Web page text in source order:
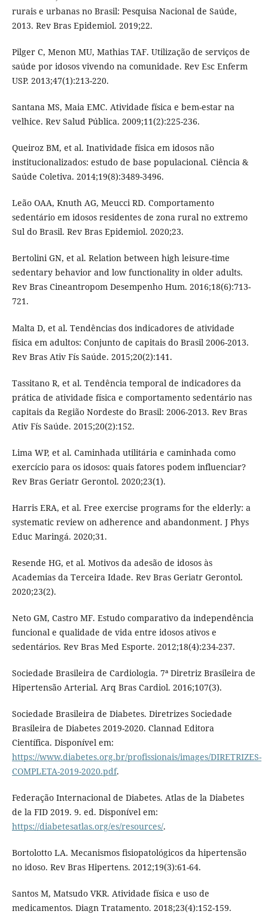
rurais e urbanas no Brasil: Pesquisa Nacional de Saúde,
2013. Rev Bras Epidemiol. 2019;22.
Pilger C, Menon MU, Mathias TAF. Utilização de serviços de
saúde por idosos vivendo na comunidade. Rev Esc Enferm
USP. 2013;47(1):213-220.
Santana MS, Maia EMC. Atividade física e bem-estar na
velhice. Rev Salud Pública. 2009;11(2):225-236.
Queiroz BM, et al. Inatividade física em idosos não
institucionalizados: estudo de base populacional. Ciência &
Saúde Coletiva. 2014;19(8):3489-3496.
Leão OAA, Knuth AG, Meucci RD. Comportamento
sedentário em idosos residentes de zona rural no extremo
Sul do Brasil. Rev Bras Epidemiol. 2020;23.
Bertolini GN, et al. Relation between high leisure-time
sedentary behavior and low functionality in older adults.
Rev Bras Cineantropom Desempenho Hum. 2016;18(6):713-
721.
Malta D, et al. Tendências dos indicadores de atividade
física em adultos: Conjunto de capitais do Brasil 2006-2013.
Rev Bras Ativ Fís Saúde. 2015;20(2):141.
Tassitano R, et al. Tendência temporal de indicadores da
prática de atividade física e comportamento sedentário nas
capitais da Região Nordeste do Brasil: 2006-2013. Rev Bras
Ativ Fís Saúde. 2015;20(2):152.
Lima WP, et al. Caminhada utilitária e caminhada como
exercício para os idosos: quais fatores podem influenciar?
Rev Bras Geriatr Gerontol. 2020;23(1).
Harris ERA, et al. Free exercise programs for the elderly: a
systematic review on adherence and abandonment. J Phys
Educ Maringá. 2020;31.
Resende HG, et al. Motivos da adesão de idosos às
Academias da Terceira Idade. Rev Bras Geriatr Gerontol.
2020;23(2).
Neto GM, Castro MF. Estudo comparativo da independência
funcional e qualidade de vida entre idosos ativos e
sedentários. Rev Bras Med Esporte. 2012;18(4):234-237.
Sociedade Brasileira de Cardiologia. 7ª Diretriz Brasileira de
Hipertensão Arterial. Arq Bras Cardiol. 2016;107(3).
Sociedade Brasileira de Diabetes. Diretrizes Sociedade
Brasileira de Diabetes 2019-2020. Clannad Editora
Científica. Disponível em:
https://www.diabetes.org.br/profissionais/images/DIRETRIZES-
COMPLETA-2019-2020.pdf.
Federação Internacional de Diabetes. Atlas de la Diabetes
de la FID 2019. 9. ed. Disponível em:
https://diabetesatlas.org/es/resources/.
Bortolotto LA. Mecanismos fisiopatológicos da hipertensão
no idoso. Rev Bras Hipertens. 2012;19(3):61-64.
Santos M, Matsudo VKR. Atividade física e uso de
medicamentos. Diagn Tratamento. 2018;23(4):152-159.